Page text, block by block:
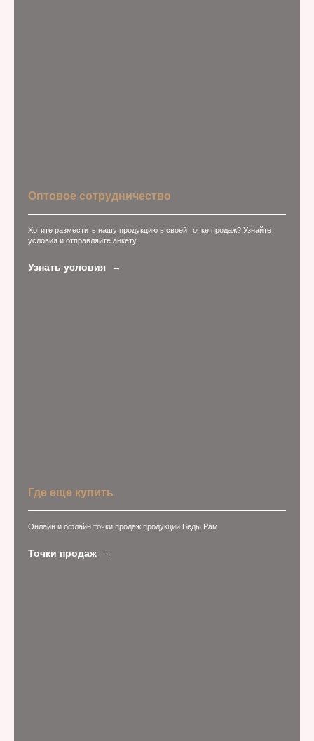
Оптовое сотрудничество
Хотите разместить нашу продукцию в своей точке продаж? Узнайте
условия и отправляйте анкету.
Узнать условия
Где еще купить
Онлайн и офлайн точки продаж продукции Веды Рам
Точки продаж